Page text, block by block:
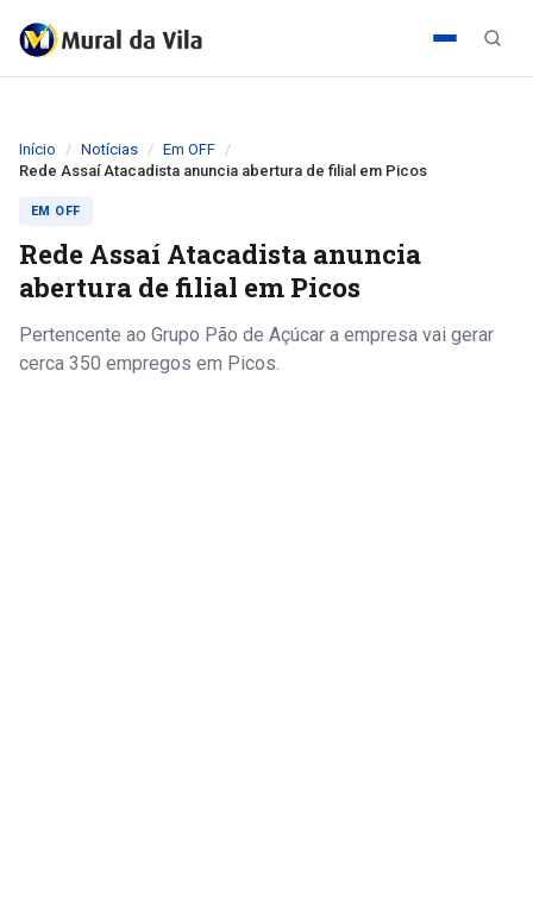
Início Notícias
Em OFF
Rede Assaí Atacadista anuncia abertura de filial em Picos
EM OFF
Rede Assaí Atacadista anuncia
abertura de filial em Picos
Pertencente ao Grupo Pão de Açúcar a empresa vai gerar
cerca 350 empregos em Picos.